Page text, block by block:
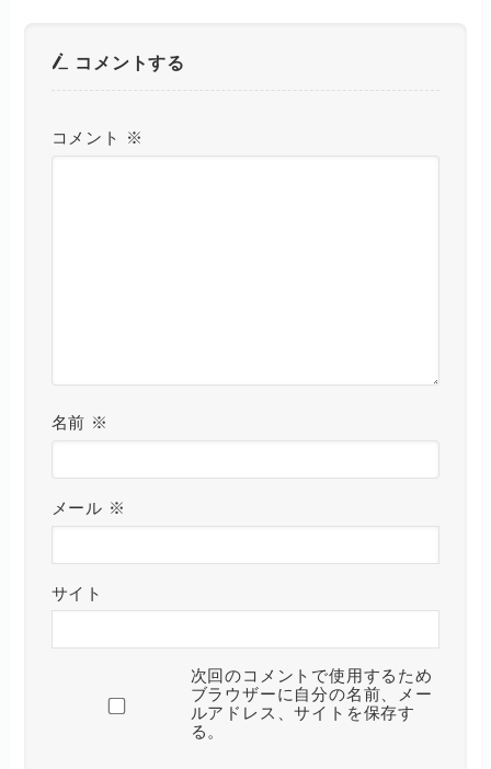
コメントする
コメント ※
名前 ※
メール ※
サイト
次回のコメントで使用するため
ブラウザーに自分の名前、メー
ルアドレス、サイトを保存す
る。